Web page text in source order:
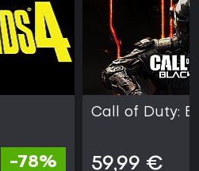
-78%
Call of Duty:
59,99 €